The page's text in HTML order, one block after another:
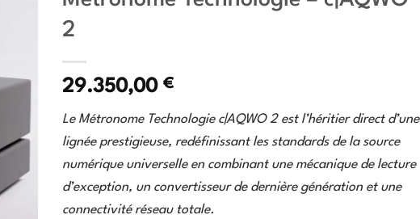
2
29.350,00 €
Le Métronome Technologie c|AQWO 2 est l’héritier direct d’une
lignée prestigieuse, redéfinissant les standards de la source
numérique universelle en combinant une mécanique de lecture
d’exception, un convertisseur de dernière génération et une
connectivité réseau totale.